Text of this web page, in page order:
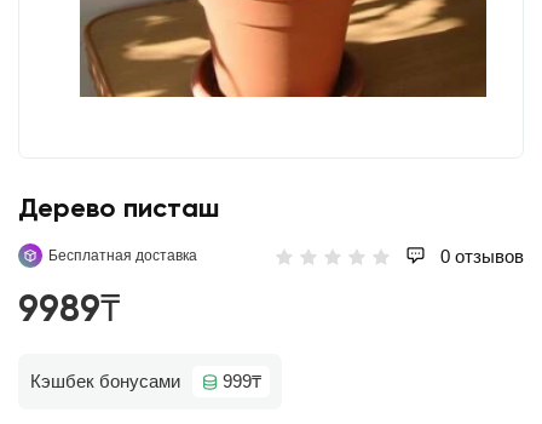
Дерево писташ
Бесплатная доставка 0 отзывов
9989₸
Кэшбек бонусами 999₸